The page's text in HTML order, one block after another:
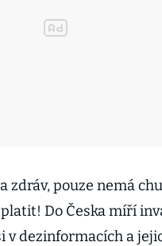
zdráv, pouze nemá
Do Česka míří
v dezinformacích a